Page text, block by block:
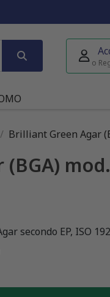
o
Brilliant Green Agar
secondo EP, ISO